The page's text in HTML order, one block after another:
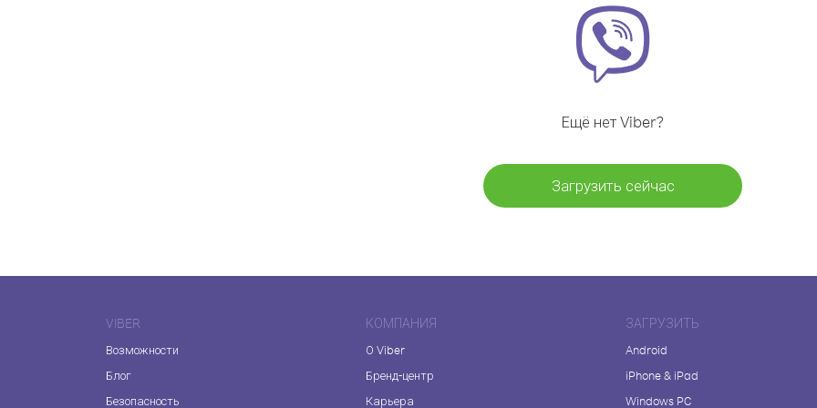
Ещё нет Viber?
Загрузить сейчас
VIBER
Возможности
Блог
Безопасность
КОМПАНИЯ
О Viber
Бренд-центр
Карьера
ЗАГРУЗИТЬ
Android
iPhone & iPad
Windows PC